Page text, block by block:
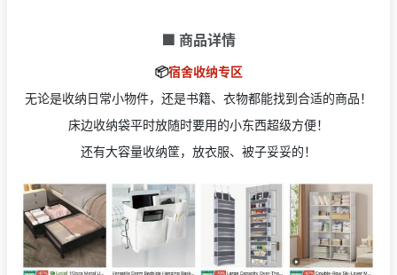
🟩 商品详情
📦宿舍收纳专区
无论是收纳日常小物件，还是书籍、衣物都能找到合适的商品！
床边收纳袋平时放随时要用的小东西超级方便！
还有大容量收纳筐，放衣服、被子妥妥的！